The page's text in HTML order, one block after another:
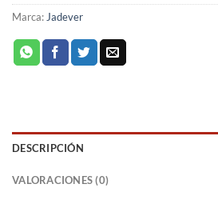
Marca:Jadever
DESCRIPCIÓN
VALORACIONES (0)